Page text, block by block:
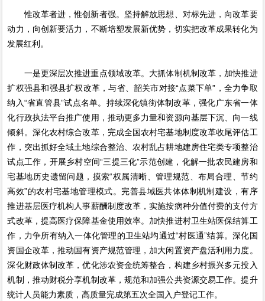
惟改革者进，惟创新者强。坚持解放思想、对标先进，向改革要
动力，向创新要活力，不断培塑发展新优势，切实把改革成果转化为
发展红利。
一是更深层次推进重点领域改革。大抓体制机制改革，加快推进
扩权强县和强县扩权改革，与省、韶关市对接“点菜下单”，全力争取
纳入“省直管县”试点名单。持续深化镇街体制改革，强化广东省一体
化行政执法平台推广使用，推动更多力量和资源向基层下沉、向一线
倾斜。深化农村综合改革，完成全国农村宅基地制度改革收尾评估工
作，突出抓好全域土地综合整治、农村乱占耕地建房住宅类专项整治
试点工作，开展乡村空间“三提三化”示范创建，化解一批农民建房和
宅基地历史遗留问题，摸索“权属清晰、管理规范、布局合理、节约
高效”的农村宅基地管理模式。完善县域医共体体制机制建设，有序
推进基层医疗机构人事薪酬制度改革，实施按病种分值付费的支付方
式改革，提高医疗保障基金使用效率。加快推进村卫生站医保结算工
作，力争所有纳入一体化管理的卫生站均通过“村医通”结算。深化国
资国企改革，推动国有资产规范管理，加大闲置资产盘活利用力度。
深化财政体制改革，优化涉农资金统筹整合，构建乡村振兴多元投入
机制，推动财税分享机制改革，规范和加强公共资源交易工作。提升
统计人员能力素质，高质量完成第五次全国入户登记工作。